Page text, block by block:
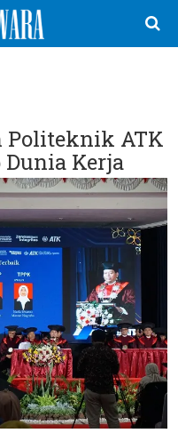
Politeknik ATK
Kerja